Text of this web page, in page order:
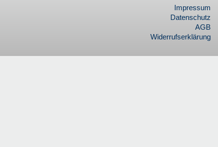
Impressum
Datenschutz
AGB
Widerrufserklärung